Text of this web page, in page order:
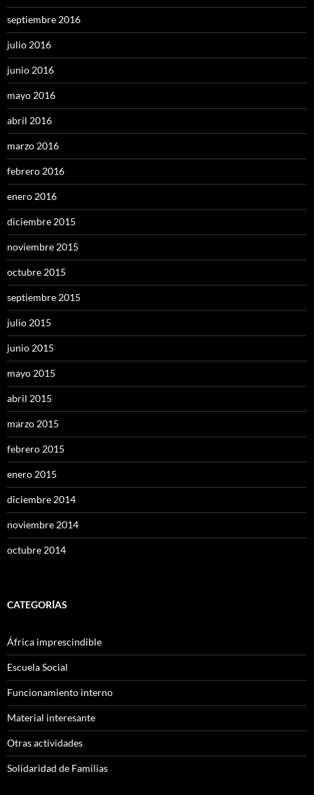
septiembre 2016
julio 2016
junio 2016
mayo 2016
abril 2016
marzo 2016
febrero 2016
enero 2016
diciembre 2015
noviembre 2015
octubre 2015
septiembre 2015
julio 2015
junio 2015
mayo 2015
abril 2015
marzo 2015
febrero 2015
enero 2015
diciembre 2014
noviembre 2014
octubre 2014
CATEGORÍAS
África imprescindible
Escuela Social
Funcionamiento interno
Material interesante
Otras actividades
Solidaridad de Familias